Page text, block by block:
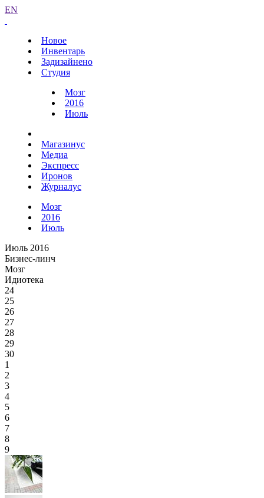
EN
Новое
Инвентарь
Задизайнено
Студия
Мозг
2016
Июль
Магазинус
Медиа
Экспресс
Иронов
Журналус
Мозг
2016
Июль
Июль 2016
Бизнес-линч
Мозг
Идиотека
24
25
26
27
28
29
30
1
2
3
4
5
6
7
8
9